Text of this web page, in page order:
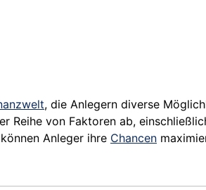
, die Anlegern diverse
Reihe von Faktoren ab,
Anleger ihre Chancen